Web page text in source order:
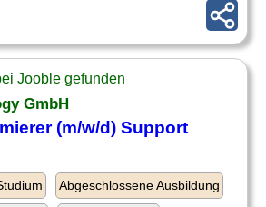
Jooble gefunden
GmbH
(m/w/d) Support
Abgeschlossene Ausbildung